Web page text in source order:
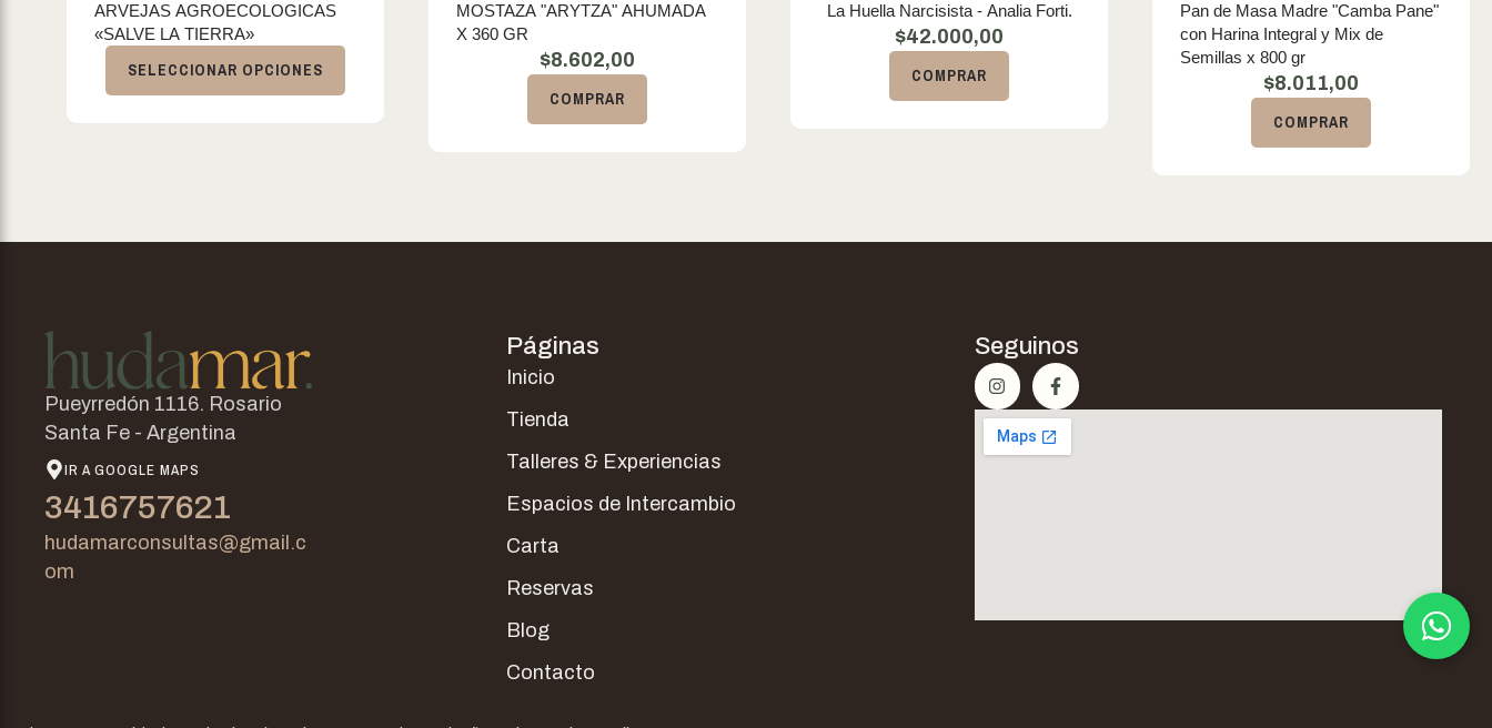
ARVEJAS AGROECOLOGICAS
«SALVE LA TIERRA»
SELECCIONAR OPCIONES
MOSTAZA "ARYTZA" AHUMADA
X 360 GR
$8.602,00
COMPRAR
La Huella Narcisista - Analia Forti.
$42.000,00
COMPRAR
Pan de Masa Madre "Camba Pane"
con Harina Integral y Mix de
Semillas x 800 gr
$8.011,00
COMPRAR
Pueyrredón 1116. Rosario
Santa Fe - Argentina
IR A GOOGLE MAPS
3416757621
hudamarconsultas@gmail.c
om
Páginas
Inicio
Tienda
Talleres & Experiencias
Espacios de Intercambio
Carta
Reservas
Blog
Contacto
Seguinos